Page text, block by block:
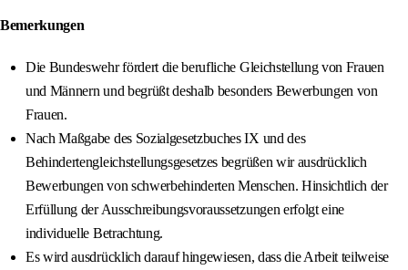
Bemerkungen
Die Bundeswehr fördert die berufliche Gleichstellung von Frauen
und Männern und begrüßt deshalb besonders Bewerbungen von
Frauen.
Nach Maßgabe des Sozialgesetzbuches IX und des
Behindertengleichstellungsgesetzes begrüßen wir ausdrücklich
Bewerbungen von schwerbehinderten Menschen. Hinsichtlich der
Erfüllung der Ausschreibungsvoraussetzungen erfolgt eine
individuelle Betrachtung.
Es wird ausdrücklich darauf hingewiesen, dass die Arbeit teilweise